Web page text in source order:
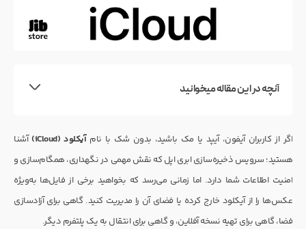
آنچه در این مقاله میخوانید
اگر از کاربران آیفون، آیپد یا مک باشید، بدون شک با نامآیکلود (iCloud)
آشنا
هستید؛ سرویس ذخیره‌سازی ابری اپل که نقش مهمی در نگهداری، همگام‌سازی و
امنیت اطلاعات شما دارد. اما زمانی می‌رسد که بخواهید برخی از فایل‌ها به‌ویژه
عکس‌ها را از آیکلود خارج کرده یا فضای آن را مدیریت کنید. گاهی برای آزادسازی
فضا، گاهی برای تهیه نسخه آفلاین، و گاهی برای انتقال به یک پلتفرم دیگر.